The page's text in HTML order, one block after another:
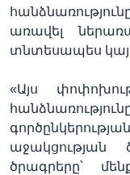
առավել
տնտեսապես
«Այս
աջակցության
ծրագրերը՝